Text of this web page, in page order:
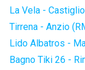
La Vela -
Tirrena - Anzio
Lido Albatros -
Bagno Tiki 26 -